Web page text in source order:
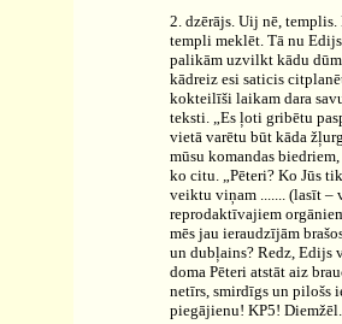
2. dzērājs. Uij nē,
templi meklēt. Tā nu
palikām uzvilkt kādu
kādreiz esi saticis
kokteilīši laikam dara
teksti. „Es ļoti gribētu
vietā varētu būt kāda
mūsu komandas
ko citu. „Pēteri? Ko Jūs
veiktu viņam ....... (lasīt –
reprodaktīvajiem
mēs jau ieraudzījām
un dubļains? Redz, Edijs
doma Pēteri atstāt aiz
netīrs, smirdīgs un pilošs
piegājienu! KP5!